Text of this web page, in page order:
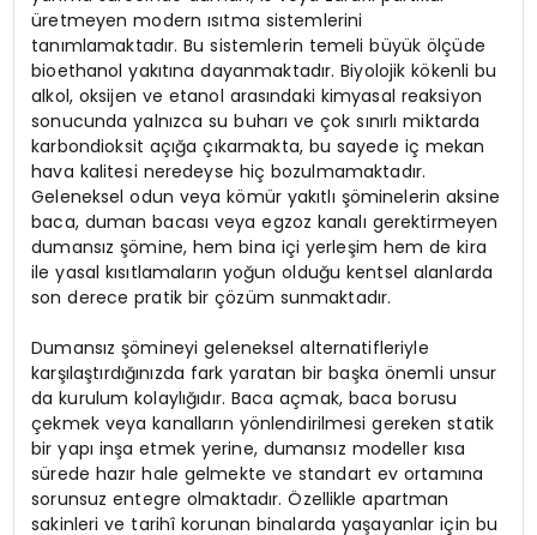
üretmeyen modern ısıtma sistemlerini
tanımlamaktadır. Bu sistemlerin temeli büyük ölçüde
bioethanol yakıtına dayanmaktadır. Biyolojik kökenli bu
alkol, oksijen ve etanol arasındaki kimyasal reaksiyon
sonucunda yalnızca su buharı ve çok sınırlı miktarda
karbondioksit açığa çıkarmakta, bu sayede iç mekan
hava kalitesi neredeyse hiç bozulmamaktadır.
Geleneksel odun veya kömür yakıtlı şöminelerin aksine
baca, duman bacası veya egzoz kanalı gerektirmeyen
dumansız şömine, hem bina içi yerleşim hem de kira
ile yasal kısıtlamaların yoğun olduğu kentsel alanlarda
son derece pratik bir çözüm sunmaktadır.
Dumansız şömineyi geleneksel alternatifleriyle
karşılaştırdığınızda fark yaratan bir başka önemli unsur
da kurulum kolaylığıdır. Baca açmak, baca borusu
çekmek veya kanalların yönlendirilmesi gereken statik
bir yapı inşa etmek yerine, dumansız modeller kısa
sürede hazır hale gelmekte ve standart ev ortamına
sorunsuz entegre olmaktadır. Özellikle apartman
sakinleri ve tarihî korunan binalarda yaşayanlar için bu